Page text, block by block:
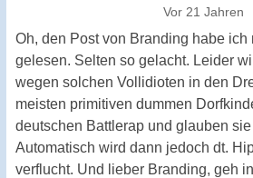
Vor 21 Jahren
Oh, den Post von Branding habe ich
gelesen. Selten so gelacht. Leider
wegen solchen Vollidioten in den
meisten primitiven dummen
deutschen Battlerap und glauben
Automatisch wird dann jedoch dt.
verflucht. Und lieber Branding, geh